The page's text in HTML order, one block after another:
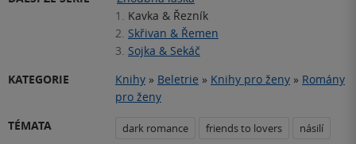
1. Kavka & Řezník
2. Skřivan & Řemen
3. Sojka & Sekáč
KATEGORIE
Knihy » Beletrie » Knihy pro ženy » Romány
pro ženy
TÉMATA
dark romance friends to lovers
násilí